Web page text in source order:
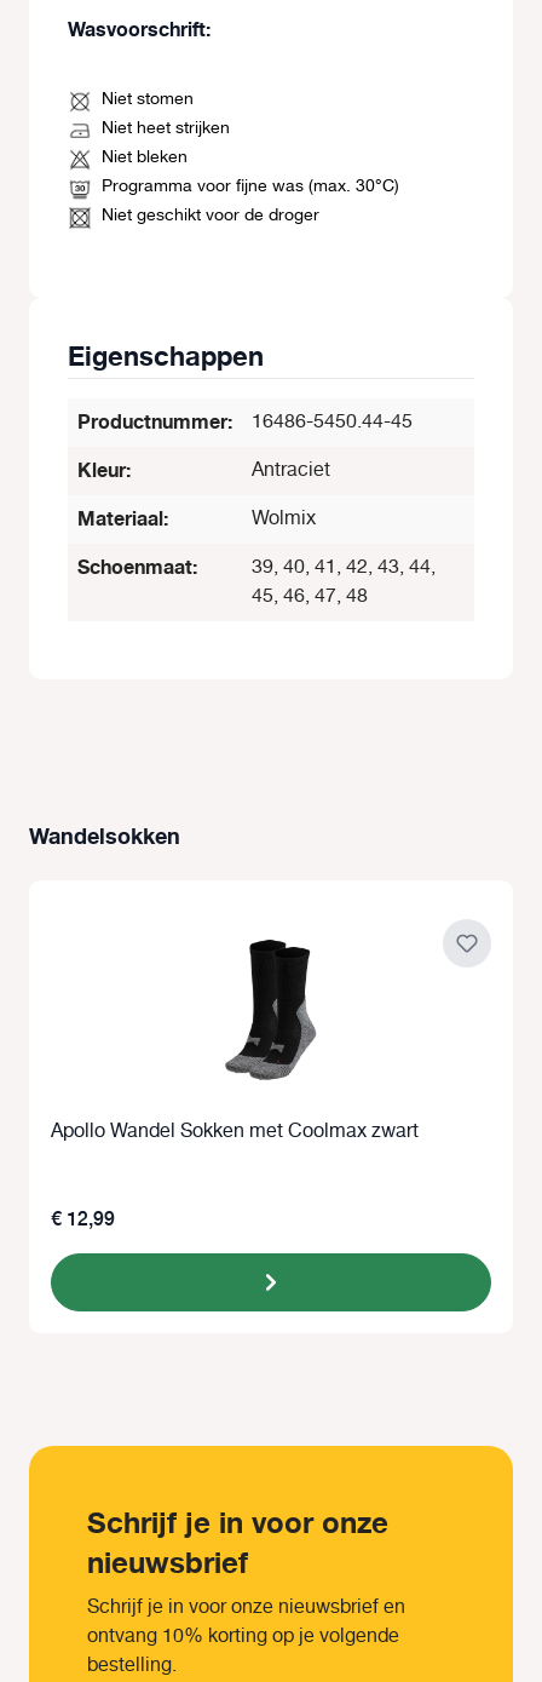
Wasvoorschrift:
Niet stomen
Niet heet strijken
Niet bleken
Programma voor fijne was (max. 30°C)
Niet geschikt voor de droger
Eigenschappen
Productnummer: 16486-5450.44-45
Kleur: Antraciet
Materiaal: Wolmix
Schoenmaat:
39, 40, 41, 42, 43, 44,
45, 46, 47, 48
Productgalerij overslaan
Wandelsokken
Apollo Wandel Sokken met Coolmax zwart
€ 12,99
Schrijf je in voor onze
nieuwsbrief
Schrijf je in voor onze nieuwsbrief en
ontvang 10% korting op je volgende
bestelling.